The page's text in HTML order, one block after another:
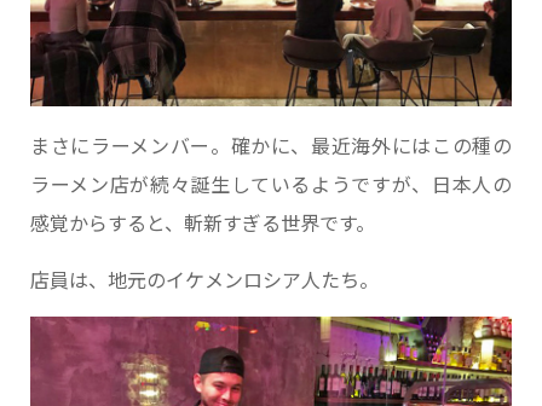
まさにラーメンバー。確かに、最近海外にはこの種の
ラーメン店が続々誕生しているようですが、日本人の
感覚からすると、斬新すぎる世界です。
店員は、地元のイケメンロシア人たち。